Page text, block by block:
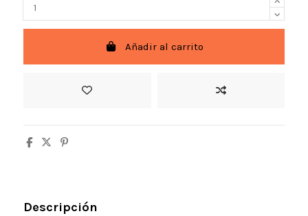
Añadir al carrito
Descripción